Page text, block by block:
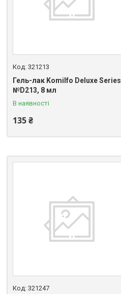
321213
Гель-лак Komilfo Deluxe Series
№D213, 8 мл
В наявності
135 ₴
321247